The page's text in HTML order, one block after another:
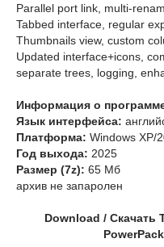
Parallel port link, multi-
Tabbed interface, regular
Thumbnails view, custom
Updated interface+icons,
separate trees, logging,
Информация о
Язык интерфейса:
Платформа: Windows XP/
Год выхода: 2025
Размер (7z): 65 Мб
архив не запаролен
Download / Скачать